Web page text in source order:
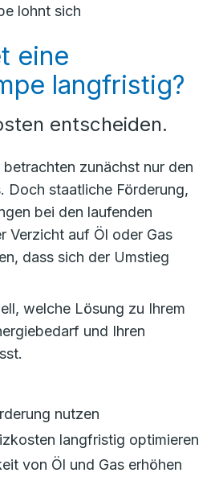
lohnt sich
eine
langfristig?
entscheiden.
zunächst nur den
Doch staatliche Förderung,
bei den laufenden
Verzicht auf Öl oder Gas
dass sich der Umstieg
welche Lösung zu Ihrem
und Ihren
nutzen
langfristig optimieren
von Öl und Gas erhöhen